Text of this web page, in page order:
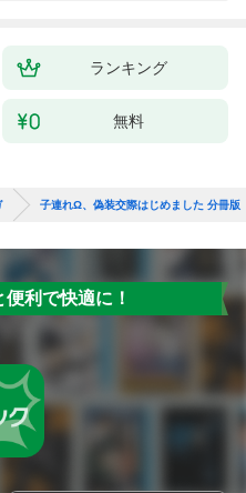
ランキング
無料
子連れΩ、偽装交際はじめました 分冊版
利で快適に！